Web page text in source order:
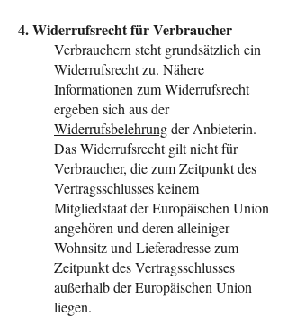
4. Widerrufsrecht für Verbraucher
Verbrauchern steht grundsätzlich ein
Widerrufsrecht zu. Nähere
Informationen zum Widerrufsrecht
ergeben sich aus der
Widerrufsbelehrungder Anbieterin.
Das Widerrufsrecht gilt nicht für
Verbraucher, die zum Zeitpunkt des
Vertragsschlusses keinem
Mitgliedstaat der Europäischen Union
angehören und deren alleiniger
Wohnsitz und Lieferadresse zum
Zeitpunkt des Vertragsschlusses
außerhalb der Europäischen Union
liegen.